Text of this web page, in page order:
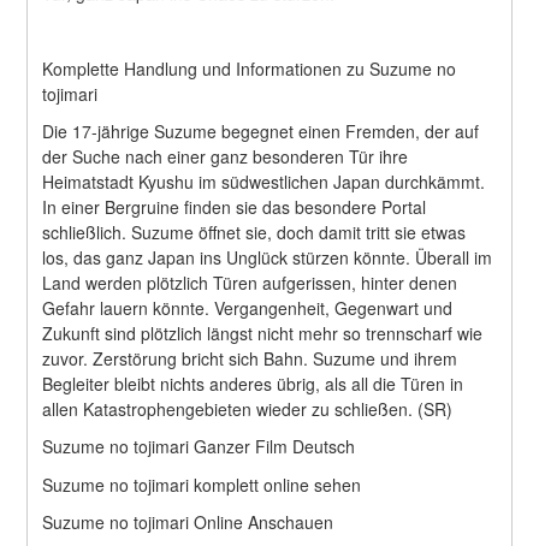
Komplette Handlung und Informationen zu Suzume no
tojimari
Die 17-jährige Suzume begegnet einen Fremden, der auf
der Suche nach einer ganz besonderen Tür ihre
Heimatstadt Kyushu im südwestlichen Japan durchkämmt.
In einer Bergruine finden sie das besondere Portal
schließlich. Suzume öffnet sie, doch damit tritt sie etwas
los, das ganz Japan ins Unglück stürzen könnte. Überall im
Land werden plötzlich Türen aufgerissen, hinter denen
Gefahr lauern könnte. Vergangenheit, Gegenwart und
Zukunft sind plötzlich längst nicht mehr so trennscharf wie
zuvor. Zerstörung bricht sich Bahn. Suzume und ihrem
Begleiter bleibt nichts anderes übrig, als all die Türen in
allen Katastrophengebieten wieder zu schließen. (SR)
Suzume no tojimari Ganzer Film Deutsch
Suzume no tojimari komplett online sehen
Suzume no tojimari Online Anschauen